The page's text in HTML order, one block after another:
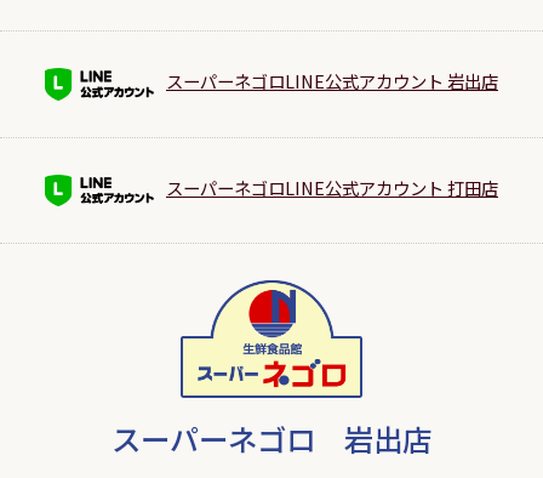
スーパーネゴロLINE公式アカウント 岩出店
スーパーネゴロLINE公式アカウント 打田店
スーパーネゴロ 岩出店